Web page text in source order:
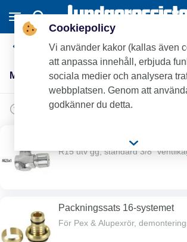
Mora UPL - 16 systemet
Mora UPL - 16 systemet (8)
R15 utv gg, standard 3/8"
Packningssats 16-systemet
För Pex & Alupexrör,
Cookiepolicy
Vi använder kakor (kallas även
att anpassa innehåll, erbjuda
sociala medier och analysera
webbplatsen. Genom att
godkänner du detta.